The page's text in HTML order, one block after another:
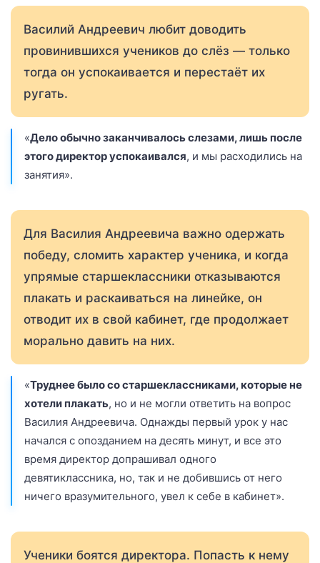
Василий Андреевич любит доводить
провинившихся учеников до слёз — только
тогда он успокаивается и перестаёт их
ругать.
«Дело обычно заканчивалось слезами, лишь после
этого директор успокаивался, и мы расходились на
занятия».
Для Василия Андреевича важно одержать
победу, сломить характер ученика, и когда
упрямые старшеклассники отказываются
плакать и раскаиваться на линейке, он
отводит их в свой кабинет, где продолжает
морально давить на них.
«Труднее было со старшеклассниками, которые не
хотели плакать, но и не могли ответить на вопрос
Василия Андреевича. Однажды первый урок у нас
начался с опозданием на десять минут, и все это
время директор допрашивал одного
девятиклассника, но, так и не добившись от него
ничего вразумительного, увел к себе в кабинет».
Ученики боятся директора. Попасть к нему